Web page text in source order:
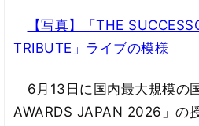
【写真】「THE
TRIBUTE」ライブの模様
6月13日に国内最大規模の
AWARDS JAPAN 2026」の